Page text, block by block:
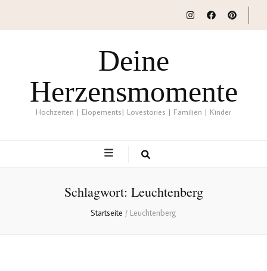
Deine
Herzensmomente
Hochzeiten | Elopements| Lovestories | Familien | Kinder
Schlagwort: Leuchtenberg
Startseite / Leuchtenberg